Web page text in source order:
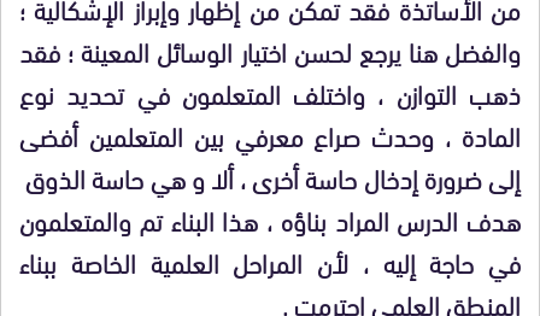
والفضل هنا يرجع لحسن اختيار الوسائل المعينة ؛ فقد
ذهب التوازن ، واختلف المتعلمون في تحديد نوع
المادة ، وحدث صراع معرفي بين المتعلمين أفضى
إلى ضرورة إدخال حاسة أخرى ، ألا و هي حاسة الذوق
هدف الدرس المراد بناؤه ، هذا البناء تم والمتعلمون
في حاجة إليه ، لأن المراحل العلمية الخاصة ببناء
المنطق العلمي احترمت .